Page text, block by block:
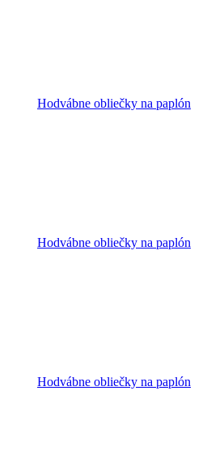
Hodvábne obliečky na paplón
Hodvábne obliečky na paplón
Hodvábne obliečky na paplón